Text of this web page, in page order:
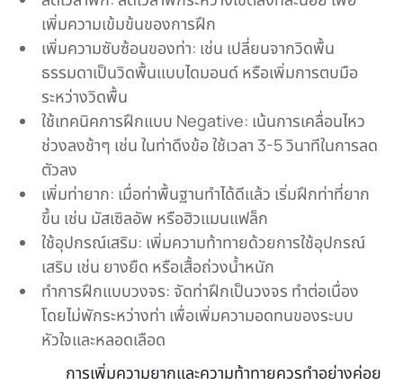
เพิ่มความเข้มข้นของการฝึก
เพิ่มความซับซ้อนของท่า: เช่น เปลี่ยนจากวิดพื้น
ธรรมดาเป็นวิดพื้นแบบไดมอนด์ หรือเพิ่มการตบมือ
ระหว่างวิดพื้น
ใช้เทคนิคการฝึกแบบ Negative: เน้นการเคลื่อนไหว
ช่วงลงช้าๆ เช่น ในท่าดึงข้อ ใช้เวลา 3-5 วินาทีในการลด
ตัวลง
เพิ่มท่ายาก: เมื่อท่าพื้นฐานทำได้ดีแล้ว เริ่มฝึกท่าที่ยาก
ขึ้น เช่น มัสเซิลอัพ หรือฮิวแมนแฟล็ก
ใช้อุปกรณ์เสริม: เพิ่มความท้าทายด้วยการใช้อุปกรณ์
เสริม เช่น ยางยืด หรือเสื้อถ่วงน้ำหนัก
ทำการฝึกแบบวงจร: จัดท่าฝึกเป็นวงจร ทำต่อเนื่อง
โดยไม่พักระหว่างท่า เพื่อเพิ่มความอดทนของระบบ
หัวใจและหลอดเลือด
การเพิ่มความยากและความท้าทายควรทำอย่างค่อย